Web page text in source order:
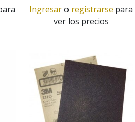
Ingresaro registrarse para
ver los precios